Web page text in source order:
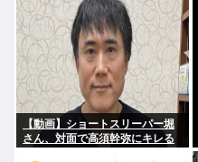
【動画】ショートスリーパー堀
さん、対面で高須幹弥にキレる